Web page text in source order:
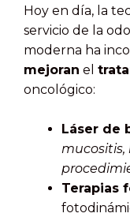
Hoy en día, la
servicio de la
moderna ha
mejoran el
oncológico:
Láser de
mucositis,
Terapias